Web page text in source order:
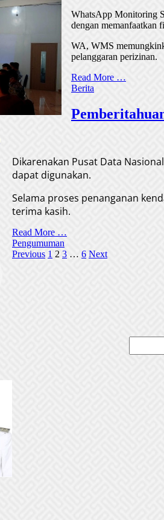
WhatsApp Monitoring
dengan memanfaatkan
WA, WMS
pelanggaran perizinan.
Read More …
Berita
Dikarenakan Pusat Data
dapat digunakan.
Selama proses penanganan
terima kasih.
Read More …
Pengumuman
Previous 1 2 3 … 6 Next